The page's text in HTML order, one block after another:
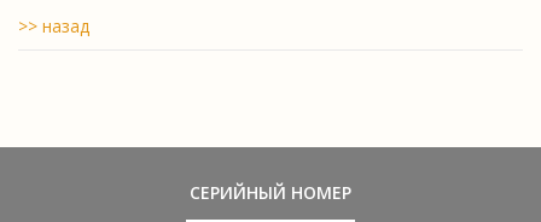
>> назад
СЕРИЙНЫЙ НОМЕР